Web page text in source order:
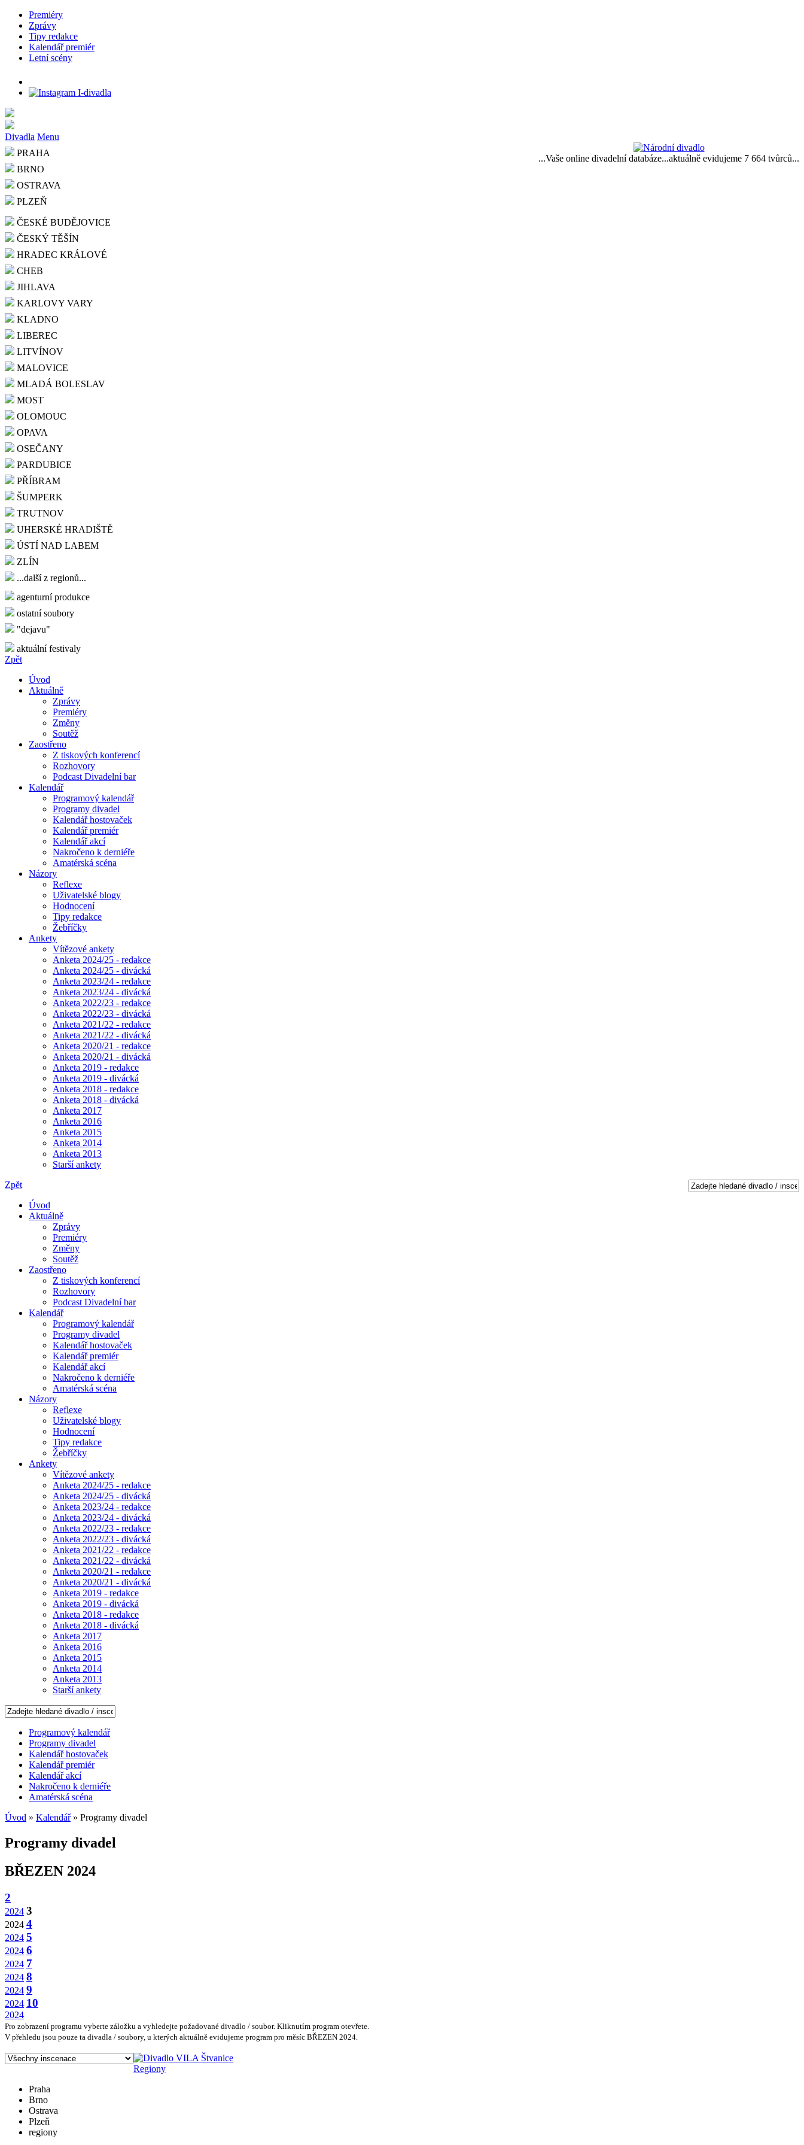
Premiéry
Zprávy
Tipy redakce
Kalendář premiér
Letní scény
Divadla Menu
...Vaše online divadelní databáze...aktuálně evidujeme 7 664 tvůrců...
PRAHA
BRNO
OSTRAVA
PLZEŇ
ČESKÉ BUDĚJOVICE
ČESKÝ TĚŠÍN
HRADEC KRÁLOVÉ
CHEB
JIHLAVA
KARLOVY VARY
KLADNO
LIBEREC
LITVÍNOV
MALOVICE
MLADÁ BOLESLAV
MOST
OLOMOUC
OPAVA
OSEČANY
PARDUBICE
PŘÍBRAM
ŠUMPERK
TRUTNOV
UHERSKÉ HRADIŠTĚ
ÚSTÍ NAD LABEM
ZLÍN
...další z regionů...
agenturní produkce
ostatní soubory
"dejavu"
aktuální festivaly
Zpět
Úvod
Aktuálně
Zprávy
Premiéry
Změny
Soutěž
Zaostřeno
Z tiskových konferencí
Rozhovory
Podcast Divadelní bar
Kalendář
Programový kalendář
Programy divadel
Kalendář hostovaček
Kalendář premiér
Kalendář akcí
Nakročeno k derniéře
Amatérská scéna
Názory
Reflexe
Uživatelské blogy
Hodnocení
Tipy redakce
Žebříčky
Ankety
Vítězové ankety
Anketa 2024/25 - redakce
Anketa 2024/25 - divácká
Anketa 2023/24 - redakce
Anketa 2023/24 - divácká
Anketa 2022/23 - redakce
Anketa 2022/23 - divácká
Anketa 2021/22 - redakce
Anketa 2021/22 - divácká
Anketa 2020/21 - redakce
Anketa 2020/21 - divácká
Anketa 2019 - redakce
Anketa 2019 - divácká
Anketa 2018 - redakce
Anketa 2018 - divácká
Anketa 2017
Anketa 2016
Anketa 2015
Anketa 2014
Anketa 2013
Starší ankety
Zpět
Úvod
Aktuálně
Zprávy
Premiéry
Změny
Soutěž
Zaostřeno
Z tiskových konferencí
Rozhovory
Podcast Divadelní bar
Kalendář
Programový kalendář
Programy divadel
Kalendář hostovaček
Kalendář premiér
Kalendář akcí
Nakročeno k derniéře
Amatérská scéna
Názory
Reflexe
Uživatelské blogy
Hodnocení
Tipy redakce
Žebříčky
Ankety
Vítězové ankety
Anketa 2024/25 - redakce
Anketa 2024/25 - divácká
Anketa 2023/24 - redakce
Anketa 2023/24 - divácká
Anketa 2022/23 - redakce
Anketa 2022/23 - divácká
Anketa 2021/22 - redakce
Anketa 2021/22 - divácká
Anketa 2020/21 - redakce
Anketa 2020/21 - divácká
Anketa 2019 - redakce
Anketa 2019 - divácká
Anketa 2018 - redakce
Anketa 2018 - divácká
Anketa 2017
Anketa 2016
Anketa 2015
Anketa 2014
Anketa 2013
Starší ankety
Programový kalendář
Programy divadel
Kalendář hostovaček
Kalendář premiér
Kalendář akcí
Nakročeno k derniéře
Amatérská scéna
Úvod » Kalendář» Programy divadel
Programy divadel
BŘEZEN 2024
2
2024 3
2024 4
2024 5
2024 6
2024 7
2024 8
2024 9
2024 10
2024
Pro zobrazení programu vyberte záložku a vyhledejte požadované divadlo / soubor. Kliknutím program otevřete.
V přehledu jsou pouze ta divadla / soubory, u kterých aktuálně evidujeme program pro měsíc BŘEZEN 2024.
Regiony
Praha
Brno
Ostrava
Plzeň
regiony